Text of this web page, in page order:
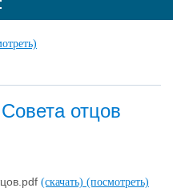
отцов
(скачать) (посмотреть)